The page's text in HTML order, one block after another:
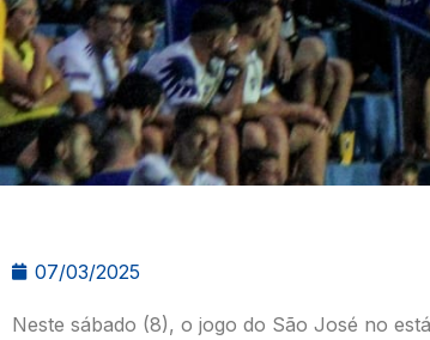
07/03/2025
Neste sábado (8), o jogo do São José no